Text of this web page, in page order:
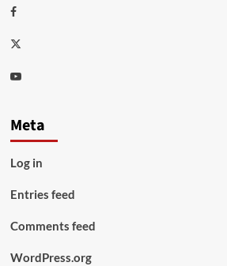
Facebook
Twitter
Youtube
Meta
Log in
Entries feed
Comments feed
WordPress.org